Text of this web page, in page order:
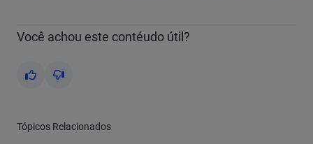
Você achou este contéudo útil?
Yes No
Tópicos Relacionados